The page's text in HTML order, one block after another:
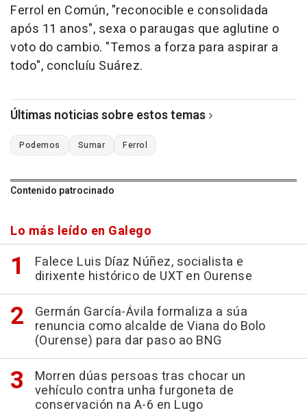
Ferrol en Común, "reconocible e consolidada
após 11 anos", sexa o paraugas que aglutine o
voto do cambio. "Temos a forza para aspirar a
todo", concluíu Suárez.
Últimas noticias sobre estos temas
Podemos Sumar Ferrol
Contenido patrocinado
Lo más leído en Galego
Falece Luis Díaz Núñez, socialista e
dirixente histórico de UXT en Ourense
Germán García-Ávila formaliza a súa
renuncia como alcalde de Viana do Bolo
(Ourense) para dar paso ao BNG
Morren dúas persoas tras chocar un
vehículo contra unha furgoneta de
conservación na A-6 en Lugo